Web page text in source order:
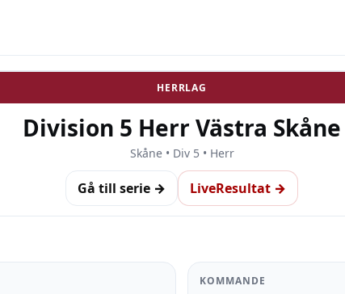
HERRLAG
Division 5 Herr Västra Skåne
Skåne • Div 5 • Herr
Gå till serie → LiveResultat →
KOMMANDE